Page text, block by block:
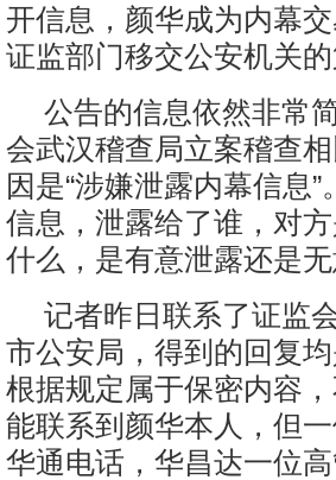
开信息，颜华成为内幕
证监部门移交公安机关的
公告的信息依然非常
会武汉稽查局立案稽查
因是“涉嫌泄露内幕信息
信息，泄露给了谁，对
什么，是有意泄露还是
记者昨日联系了证监
市公安局，得到的回复
根据规定属于保密内容
能联系到颜华本人，但
华通电话，华昌达一位